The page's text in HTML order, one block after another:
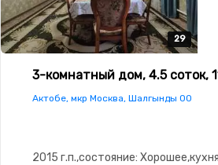
29
29
29
29
29
3-комнатный дом, 4.5 соток,
Актобе, мкр Москва, Шалгынды 00
2015 г.п.,состояние: